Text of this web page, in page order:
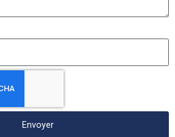
Envoyer